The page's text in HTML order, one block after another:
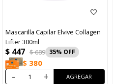
Mascarilla Capilar Elvive Collagen
Lifter 300ml
$ 447 $689 35
$ 380
- +